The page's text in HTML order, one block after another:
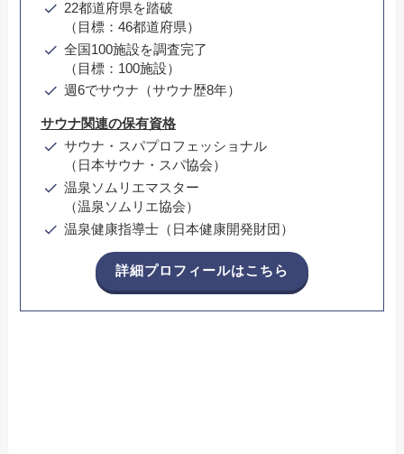
22都道府県を踏破
（目標：46都道府県）
全国100施設を調査完了
（目標：100施設）
週6でサウナ（サウナ歴8年）
サウナ関連の保有資格
サウナ・スパプロフェッショナル
（日本サウナ・スパ協会）
温泉ソムリエマスター
（温泉ソムリエ協会）
温泉健康指導士（日本健康開発財団）
詳細プロフィールはこちら